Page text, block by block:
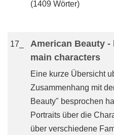
(1409 Wörter)
17_
American Beauty
main characters
Eine kurze Übersicht
Zusammenhang mit
Beauty" besprochen
Portraits über die
über verschiedene